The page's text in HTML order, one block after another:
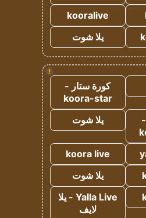
kooralive
يلا شوت
!
كورة ستار -
koora-star
يلا شوت
koora live
يلا شوت
Yalla Live - يلا
لايف